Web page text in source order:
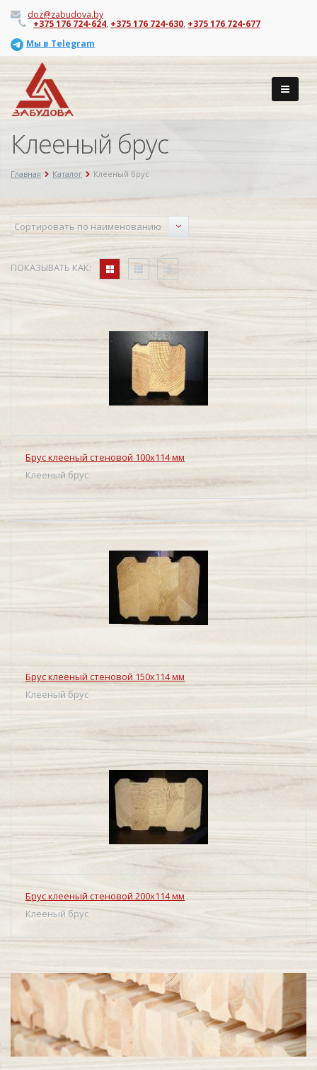
doz@zabudova.by
+375 176 724-624, +375 176 724-630, +375 176 724-677
Мы в Telegram
Клееный брус
Главная Каталог Клееный брус
ПОКАЗЫВАТЬ КАК:
Брус клееный стеновой 100х114 мм
Клееный брус
Брус клееный стеновой 150х114 мм
Клееный брус
Брус клееный стеновой 200х114 мм
Клееный брус